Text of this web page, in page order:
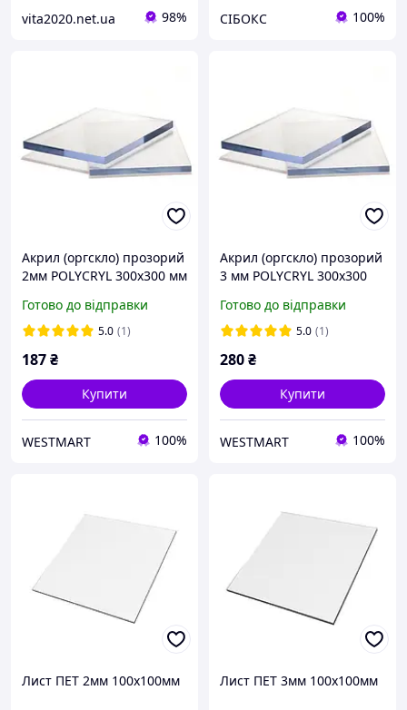
vita2020.net.ua 98% СІБОКС 100%
Акрил (оргскло) прозорий
2мм POLYCRYL 300х300 мм
Готово до відправки
5.0 (1)
187₴
Купити
WESTMART 100%
Акрил (оргскло) прозорий
3 мм POLYCRYL 300х300
Готово до відправки
5.0 (1)
280₴
Купити
WESTMART 100%
Лист ПЕТ 2мм 100х100мм Лист ПЕТ 3мм 100х100мм